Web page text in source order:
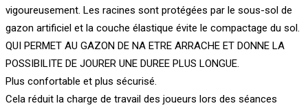
vigoureusement. Les racines sont protégées par le sous-sol de
gazon artificiel et la couche élastique évite le compactage du sol.
QUI PERMET AU GAZON DE NA ETRE ARRACHE ET DONNE LA
POSSIBILITE DE JOURER UNE DUREE PLUS LONGUE.
Plus confortable et plus sécurisé.
Cela réduit la charge de travail des joueurs lors des séances